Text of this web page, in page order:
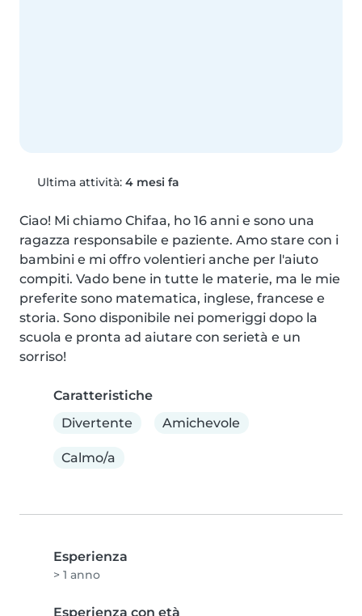
Ultima attività: 4 mesi fa
Ciao! Mi chiamo Chifaa, ho 16 anni e sono una
ragazza responsabile e paziente. Amo stare con i
bambini e mi offro volentieri anche per l'aiuto
compiti. Vado bene in tutte le materie, ma le mie
preferite sono matematica, inglese, francese e
storia. Sono disponibile nei pomeriggi dopo la
scuola e pronta ad aiutare con serietà e un
sorriso!
Caratteristiche
Divertente
Amichevole
Calmo/a
Esperienza
> 1 anno
Esperienza con età